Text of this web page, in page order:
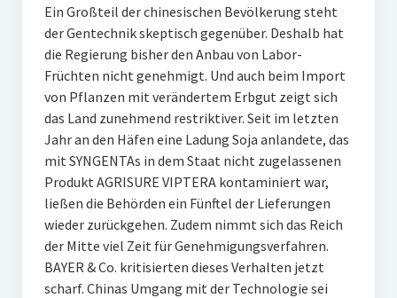
Ein Großteil der chinesischen Bevölkerung steht
der Gentechnik skeptisch gegenüber. Deshalb hat
die Regierung bisher den Anbau von Labor-
Früchten nicht genehmigt. Und auch beim Import
von Pflanzen mit verändertem Erbgut zeigt sich
das Land zunehmend restriktiver. Seit im letzten
Jahr an den Häfen eine Ladung Soja anlandete, das
mit SYNGENTAs in dem Staat nicht zugelassenen
Produkt AGRISURE VIPTERA kontaminiert war,
ließen die Behörden ein Fünftel der Lieferungen
wieder zurückgehen. Zudem nimmt sich das Reich
der Mitte viel Zeit für Genehmigungsverfahren.
BAYER & Co. kritisierten dieses Verhalten jetzt
scharf. Chinas Umgang mit der Technologie sei